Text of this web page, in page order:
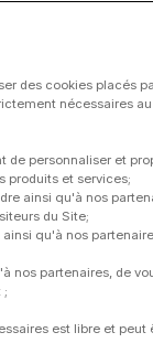
Rhône
des cookies placés
nécessaires
de personnaliser et
produits et services;
ainsi qu'à nos
du Site;
qu'à nos
nos partenaires, de
;
est libre et peut